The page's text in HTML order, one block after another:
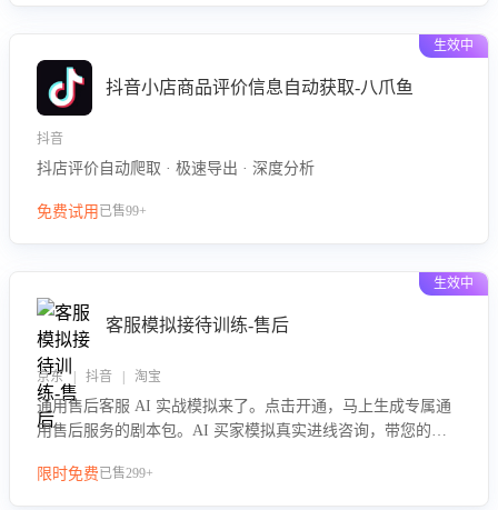
生效中
抖音小店商品评价信息自动获取-八爪鱼
抖音
抖店评价自动爬取 · 极速导出 · 深度分析
免费试用 已售99+
生效中
客服模拟接待训练-售后
京东 | 抖音 | 淘宝
通用售后客服 AI 实战模拟来了。点击开通，马上生成专属通
用售后服务的剧本包。AI 买家模拟真实进线咨询，带您的客
要点，轻松提升服务能力。
限时免费已售299+